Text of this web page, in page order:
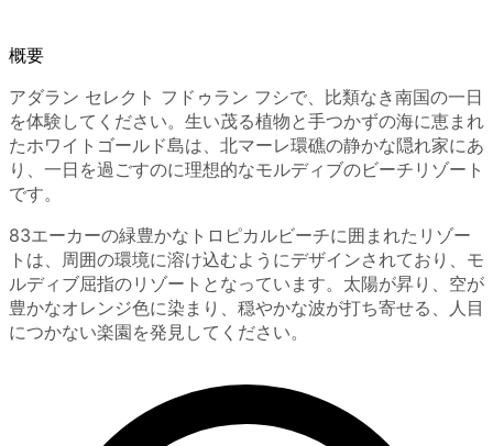
概要
アダラン セレクト フドゥラン フシで、比類なき南国の一日
を体験してください。生い茂る植物と手つかずの海に恵まれ
たホワイトゴールド島は、北マーレ環礁の静かな隠れ家にあ
り、一日を過ごすのに理想的なモルディブのビーチリゾート
です。
83エーカーの緑豊かなトロピカルビーチに囲まれたリゾー
トは、周囲の環境に溶け込むようにデザインされており、モ
ルディブ屈指のリゾートとなっています。太陽が昇り、空が
豊かなオレンジ色に染まり、穏やかな波が打ち寄せる、人目
につかない楽園を発見してください。